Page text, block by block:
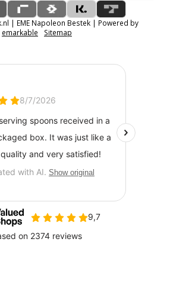
| EME Napoleon Bestek | Powered by
emarkable
Sitemap